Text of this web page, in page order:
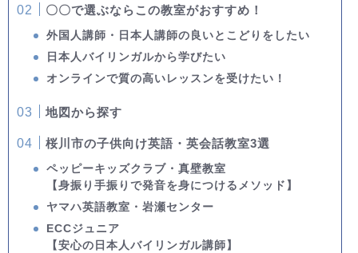
〇〇で選ぶならこの教室がおすすめ！
外国人講師・日本人講師の良いとこどりをしたい
日本人バイリンガルから学びたい
オンラインで質の高いレッスンを受けたい！
地図から探す
桜川市の子供向け英語・英会話教室3選
ペッピーキッズクラブ・真壁教室
【身振り手振りで発音を身につけるメソッド】
ヤマハ英語教室・岩瀬センター
ECCジュニア
【安心の日本人バイリンガル講師】